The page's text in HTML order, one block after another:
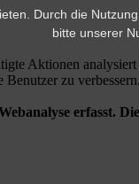
auch:
1. und 3. Montag
nach Vereinbarung
Durch die
bitte unserer